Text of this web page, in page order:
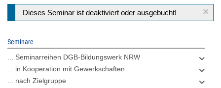
×
Statusmeldung
Dieses Seminar ist deaktiviert oder ausgebucht!
Seminare
... Seminarreihen DGB-Bildungswerk NRW
... in Kooperation mit Gewerkschaften
... nach Zielgruppe